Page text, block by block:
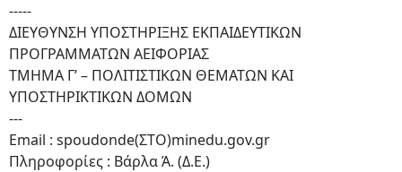
-----
ΔΙΕΥΘΥΝΣΗ ΥΠΟΣΤΗΡΙΞΗΣ ΕΚΠΑΙΔΕΥΤΙΚΩΝ
ΠΡΟΓΡΑΜΜΑΤΩΝ ΑΕΙΦΟΡΙΑΣ
ΤΜΗΜΑ Γ’ – ΠΟΛΙΤΙΣΤΙΚΩΝ ΘΕΜΑΤΩΝ ΚΑΙ
ΥΠΟΣΤΗΡΙΚΤΙΚΩΝ ΔΟΜΩΝ
---
Email : spoudonde(ΣΤΟ)minedu.gov.gr
Πληροφορίες : Βάρλα Ά. (Δ.Ε.)